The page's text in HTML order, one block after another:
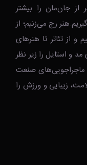
از جان‌مان را بیشتر
رج می‌زنیم؛ از
از تئاتر تا هنرهای
و استایل را زیر نظر
ماجراجویی‌های صنعت
زیبایی و ورزش را